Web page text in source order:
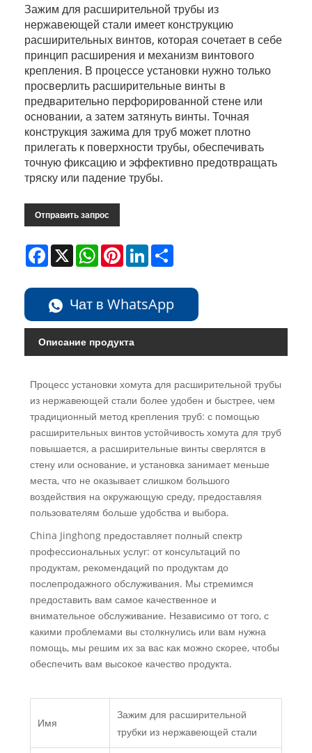
Зажим для расширительной трубы из
нержавеющей стали имеет конструкцию
расширительных винтов, которая сочетает в себе
принцип расширения и механизм винтового
крепления. В процессе установки нужно только
просверлить расширительные винты в
предварительно перфорированной стене или
основании, а затем затянуть винты. Точная
конструкция зажима для труб может плотно
прилегать к поверхности трубы, обеспечивать
точную фиксацию и эффективно предотвращать
тряску или падение трубы.
Отправить запрос
Facebook
X WhatsAppPinterestLinkedIn
Чат в WhatsApp
Описание продукта
Процесс установки хомута для расширительной трубы
из нержавеющей стали более удобен и быстрее, чем
традиционный метод крепления труб: с помощью
расширительных винтов устойчивость хомута для труб
повышается, а расширительные винты сверлятся в
стену или основание, и установка занимает меньше
места, что не оказывает слишком большого
воздействия на окружающую среду, предоставляя
пользователям больше удобства и выбора.
China Jinghong предоставляет полный спектр
профессиональных услуг: от консультаций по
продуктам, рекомендаций по продуктам до
послепродажного обслуживания. Мы стремимся
предоставить вам самое качественное и
внимательное обслуживание. Независимо от того, с
какими проблемами вы столкнулись или вам нужна
помощь, мы решим их за вас как можно скорее, чтобы
обеспечить вам высокое качество продукта.
Имя
Зажим для расширительной
трубки из нержавеющей стали